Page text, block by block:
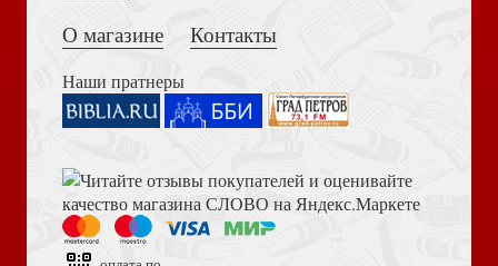
Частичка сердца
Молитвослов крупным шрифтом (Братство в честь св.
Архистратига Михаила)
е изд., перераб., и доп., синий бумвинил)
О магазине
Контакты
Наши пратнеры